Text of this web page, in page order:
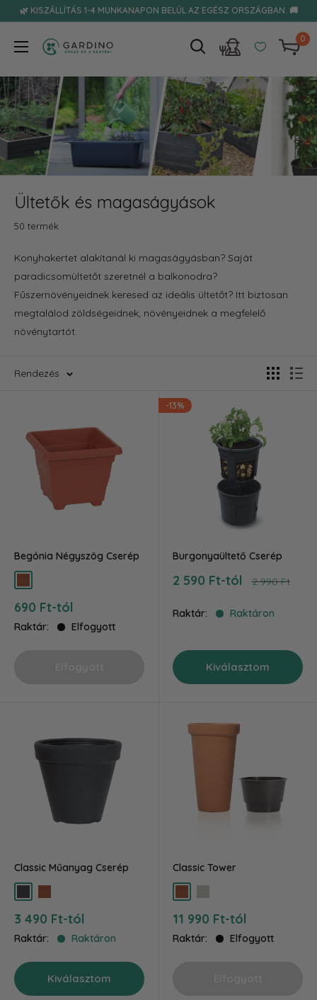
Tovább🌿 KISZÁLLÍTÁS 1-4 MUNKANAPON BELÜL AZ EGÉSZ ORSZÁGBAN. 🚚
Gardino
0
Ültetők és magaságyások
50 termék
Konyhakertet alakítanál ki magaságyásban? Saját
paradicsomültetőt szeretnél a balkonodra?
Fűszernövényeidnek keresed az ideális ültetőt? Itt biztosan
megtalálod zöldségeidnek, növényeidnek a megfelelő
növénytartót.
Rendezés
Begónia Négyszög Cserép
Akciós
ár
690 Ft-tól
Raktár: Elfogyott
-13%
Burgonyaültető Cserép
Akciós
2 590 Ft-tól Ár
2 990 Ft
Raktár: Raktáron
Kiválasztom
Classic Műanyag Cserép
Akciós
ár
3 490 Ft-tól
Raktár: Raktáron
Kiválasztom
Classic Tower
Akciós
ár
11 990 Ft-tól
Raktár: Elfogyott